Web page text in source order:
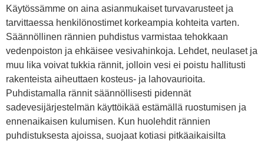
Käytössämme on aina asianmukaiset turvavarusteet ja
tarvittaessa henkilönostimet korkeampia kohteita varten.
Säännöllinen rännien puhdistus varmistaa tehokkaan
vedenpoiston ja ehkäisee vesivahinkoja. Lehdet, neulaset ja
muu lika voivat tukkia rännit, jolloin vesi ei poistu hallitusti
rakenteista aiheuttaen kosteus- ja lahovaurioita.
Puhdistamalla rännit säännöllisesti pidennät
sadevesijärjestelmän käyttöikää estämällä ruostumisen ja
ennenaikaisen kulumisen. Kun huolehdit rännien
puhdistuksesta ajoissa, suojaat kotiasi pitkäaikaisilta